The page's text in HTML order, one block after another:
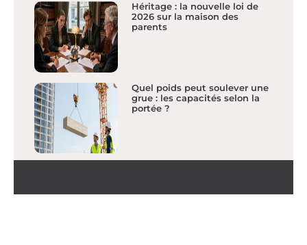
Héritage : la nouvelle loi de
2026 sur la maison des
parents
Quel poids peut soulever une
grue : les capacités selon la
portée ?